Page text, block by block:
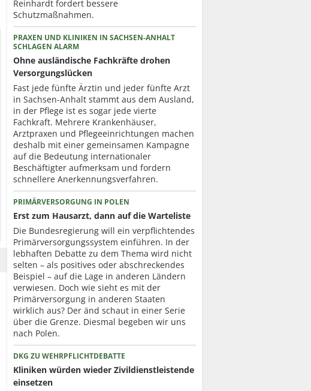
Reinhardt fordert bessere
Schutzmaßnahmen.
PRAXEN UND KLINIKEN IN SACHSEN-ANHALT
SCHLAGEN ALARM
Ohne ausländische Fachkräfte drohen
Versorgungslücken
Fast jede fünfte Ärztin und jeder fünfte Arzt
in Sachsen-Anhalt stammt aus dem Ausland,
in der Pflege ist es sogar jede vierte
Fachkraft. Mehrere Krankenhäuser,
Arztpraxen und Pflegeeinrichtungen machen
deshalb mit einer gemeinsamen Kampagne
auf die Bedeutung internationaler
Beschäftigter aufmerksam und fordern
schnellere Anerkennungsverfahren.
PRIMÄRVERSORGUNG IN POLEN
Erst zum Hausarzt, dann auf die Warteliste
Die Bundesregierung will ein verpflichtendes
Primärversorgungssystem einführen. In der
lebhaften Debatte zu dem Thema wird nicht
selten – als positives oder abschreckendes
Beispiel – auf die Lage in anderen Ländern
verwiesen. Doch wie sieht es mit der
Primärversorgung in anderen Staaten
wirklich aus? Der änd schaut in einer Serie
über die Grenze. Diesmal begeben wir uns
nach Polen.
DKG ZU WEHRPFLICHTDEBATTE
Kliniken würden wieder Zivildienstleistende
einsetzen